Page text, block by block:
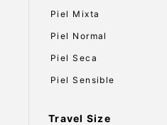
Piel Mixta
Piel Normal
Piel Seca
Piel Sensible
Travel Size